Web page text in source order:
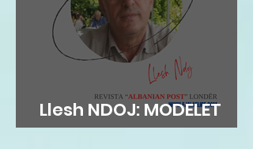
Llesh NDOJ: MODELET
AUTORITARE